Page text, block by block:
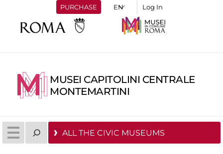
PURCHASE Log In
MUSEI CAPITOLINI CENTRALE
MONTEMARTINI
ALL THE CIVIC MUSEUMS